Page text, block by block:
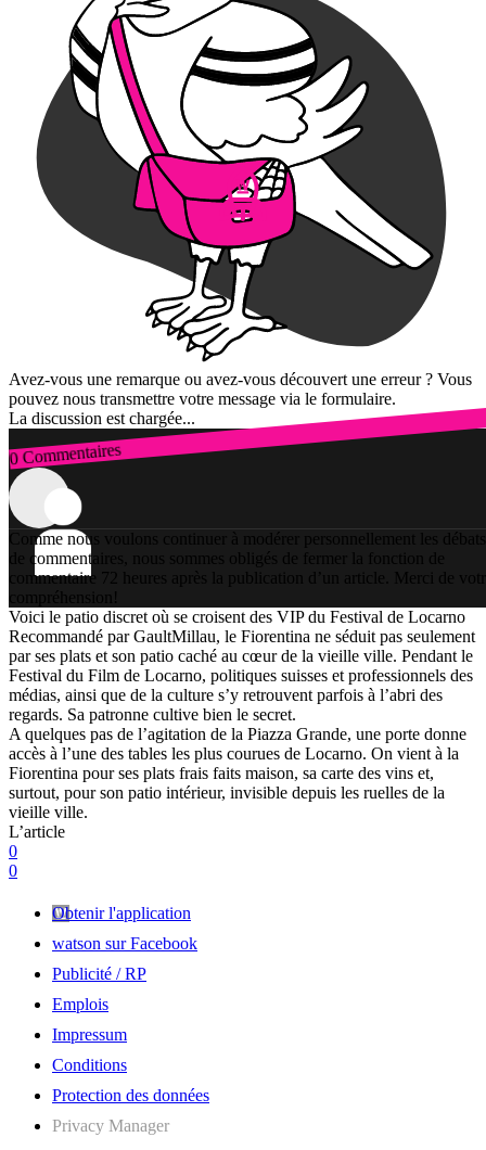
Avez-vous une remarque ou avez-vous découvert une erreur ? Vous
pouvez nous transmettre votre message via le formulaire.
La discussion est chargée...
0 Commentaires
Connexion
Comme nous voulons continuer à modérer personnellement les débats
de commentaires, nous sommes obligés de fermer la fonction de
commentaire 72 heures après la publication d’un article. Merci de
compréhension!
Voici le patio discret où se croisent des VIP du Festival de Locarno
Recommandé par GaultMillau, le Fiorentina ne séduit pas seulement
par ses plats et son patio caché au cœur de la vieille ville. Pendant le
Festival du Film de Locarno, politiques suisses et professionnels des
médias, ainsi que de la culture s’y retrouvent parfois à l’abri des
regards. Sa patronne cultive bien le secret.
A quelques pas de l’agitation de la Piazza Grande, une porte donne
accès à l’une des tables les plus courues de Locarno. On vient à la
Fiorentina pour ses plats frais faits maison, sa carte des vins et,
surtout, pour son patio intérieur, invisible depuis les ruelles de la
vieille ville.
L’article
0
0
Obtenir l'application
watson sur Facebook
Publicité / RP
Emplois
Impressum
Conditions
Protection des données
Privacy Manager